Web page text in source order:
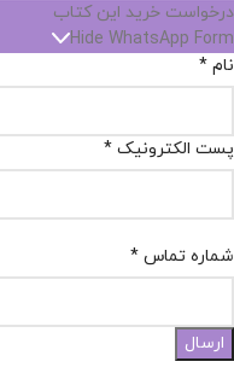
درخواست خرید این کتاب
Hide WhatsApp Form
نام *
پست الکترونیک *
شماره تماس *
ارسال